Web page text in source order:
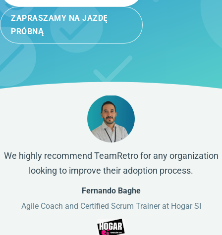
ZAPRASZAMY NA JAZDĘ
PRÓBNĄ
We highly recommend TeamRetro for any organization
looking to improve their adoption process.
Fernando Baghe
Agile Coach and Certified Scrum Trainer at Hogar SI